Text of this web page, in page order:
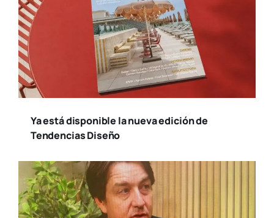
Ya está disponible la nueva edición de
Tendencias Diseño